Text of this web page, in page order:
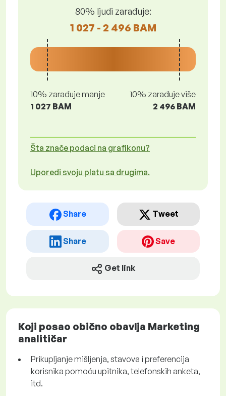
80% ljudi zarađuje:
1 027 - 2 496 BAM
10% zarađuje manje
1 027 BAM
10% zarađuje više
2 496 BAM
Šta znače podaci na grafikonu?
Uporedi svoju platu sa drugima.
Share Tweet
Share Save
Get link
Koji posao obično obavlja Marketing
analitičar
Prikupljanje mišljenja, stavova i preferencija
korisnika pomoću upitnika, telefonskih anketa,
itd.